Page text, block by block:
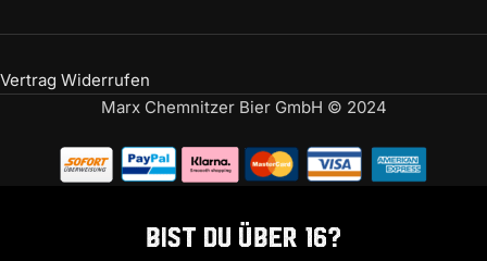
Vertrag Widerrufen
Marx Chemnitzer Bier GmbH © 2024
Bist Du über 16?